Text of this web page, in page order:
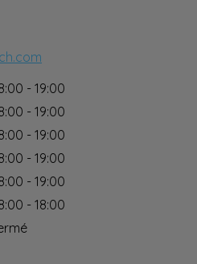
- 19:00
- 19:00
- 19:00
- 19:00
- 19:00
- 18:00